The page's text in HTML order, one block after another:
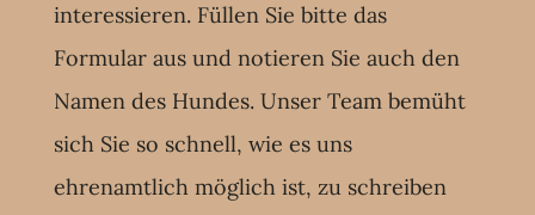
interessieren. Füllen Sie bitte das
Formular aus und notieren Sie auch den
Namen des Hundes. Unser Team bemüht
sich Sie so schnell, wie es uns
ehrenamtlich möglich ist, zu schreiben